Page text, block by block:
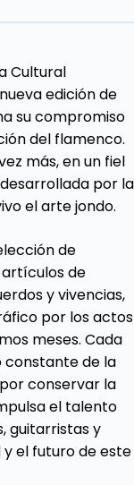
Cultural
edición de
su compromiso
del flamenco.
más, en un fiel
por la
el arte jondo.
de
de
y vivencias,
por los actos
meses. Cada
constante de la
conservar la
el talento
guitarristas y
el futuro de este